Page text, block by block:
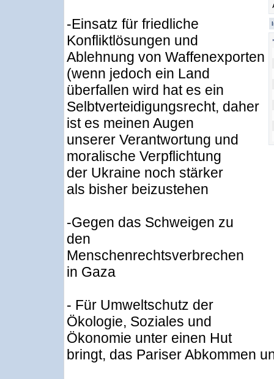
-Einsatz für friedliche
Konfliktlösungen und
Ablehnung von Waffenexporten
(wenn jedoch ein Land
überfallen wird hat es ein
Selbtverteidigungsrecht, daher
ist es meinen Augen
unserer Verantwortung und
moralische Verpflichtung
der Ukraine noch stärker
als bisher beizustehen
-Gegen das Schweigen zu
den
Menschenrechtsverbrechen
in Gaza
- Für Umweltschutz der
Ökologie, Soziales und
Ökonomie unter einen Hut
bringt, das Pariser Abkommen